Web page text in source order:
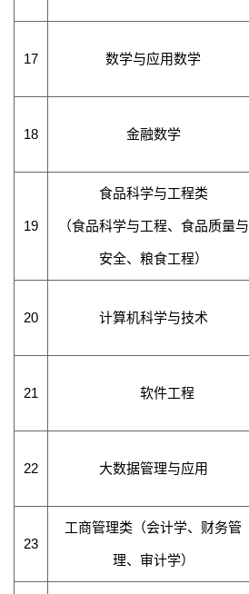
17 数学与应用数学
18 金融数学
19
食品科学与工程类
（食品科学与工程、食品质量与
安全、 粮食工程）
20 计算机科学与技术
21 软件工程
22 大数据管理与应用
23
工商管理类（会计学、财务管
理、审计学）